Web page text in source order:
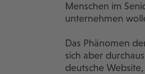
Menschen im
unternehmen
Das Phänomen
sich aber
deutsche